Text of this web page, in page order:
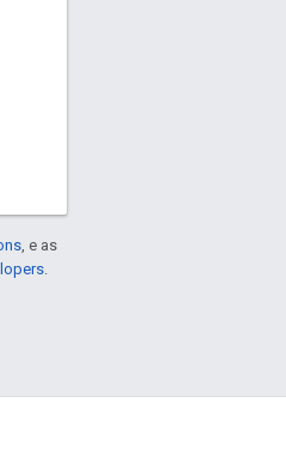
, e as